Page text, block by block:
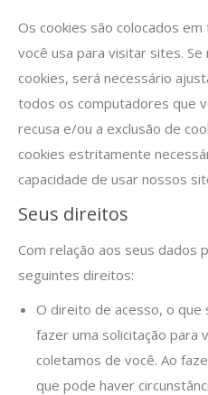
Os cookies são colocados
você usa para visitar sites.
cookies, será necessário
todos os computadores que
recusa e/ou a exclusão de
cookies estritamente
capacidade de usar nossos
Seus direitos
Com relação aos seus dados
seguintes direitos:
O direito de acesso, o que
fazer uma solicitação para
coletamos de você. Ao
que pode haver